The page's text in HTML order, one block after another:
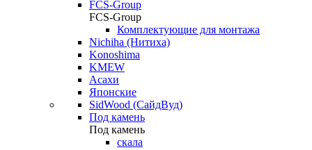
FCS-Group
FCS-Group
Комплектующие для монтажа
Nichiha (Нитиха)
Konoshima
KMEW
Асахи
Японские
SidWood (СайдВуд)
Под камень
Под камень
скала